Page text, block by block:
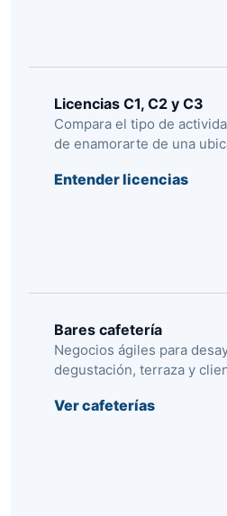
Licencias C1, C2 y C3
Compara el tipo de
de enamorarte de una
Entender licencias
Bares cafetería
Negocios ágiles para
degustación, terraza y
Ver cafeterías